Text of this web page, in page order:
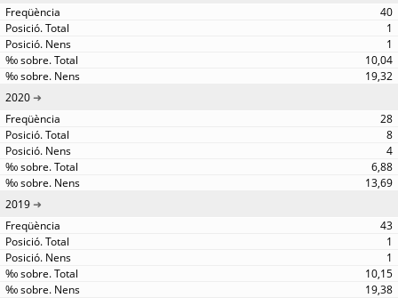
40
1
1
10,04
19,32
2020
28
8
4
6,88
13,69
2019
43
1
1
10,15
19,38